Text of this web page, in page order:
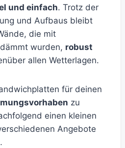
und einfach. Trotz der
und Aufbaus bleibt
die mit
wurden, robust
allen Wetterlagen.
für deinen
zu
einen kleinen
Angebote